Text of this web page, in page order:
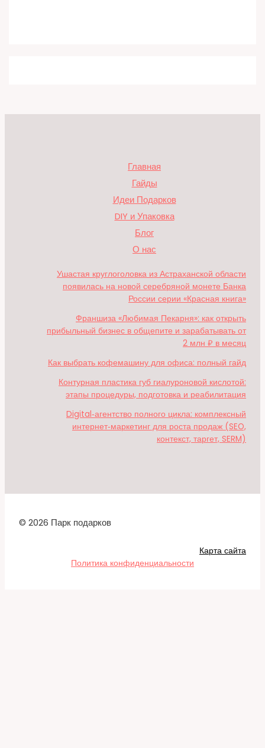
Главная
Гайды
Идеи Подарков
DIY и Упаковка
Блог
О нас
Ушастая круглоголовка из Астраханской области
появилась на новой серебряной монете Банка
России серии «Красная книга»
Франшиза «Любимая Пекарня»: как открыть
прибыльный бизнес в общепите и зарабатывать от
2 млн ₽ в месяц
Как выбрать кофемашину для офиса: полный гайд
Контурная пластика губ гиалуроновой кислотой:
этапы процедуры, подготовка и реабилитация
Digital‑агентство полного цикла: комплексный
интернет‑маркетинг для роста продаж (SEO,
контекст, таргет, SERM)
© 2026 Парк подарков
Карта сайта
Политика конфиденциальности